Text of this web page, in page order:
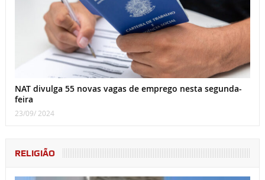
NAT divulga 55 novas vagas de emprego nesta segunda-
feira
23/09/ 2024
RELIGIÃO